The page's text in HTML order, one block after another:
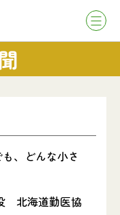
、どんな小さ
北海道勤医協